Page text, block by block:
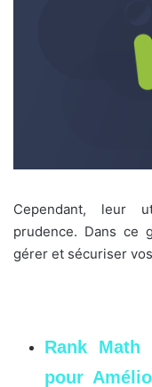
Cependant, leur
prudence. Dans ce
gérer et sécuriser
Rank
pour